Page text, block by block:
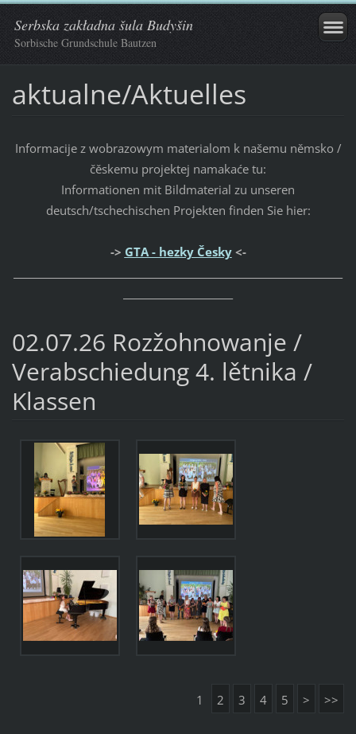
Serbska zakładna šula Budyšin
Sorbische Grundschule Bautzen
aktualne/Aktuelles
Informacije z wobrazowym materialom k našemu němsko /
čěskemu projektej namakaće tu:
Informationen mit Bildmaterial zu unseren
deutsch/tschechischen Projekten finden Sie hier:
-> GTA - hezky Česky <-
02.07.26 Rozžohnowanje /
Verabschiedung 4. lětnika /
Klassen
1 2 3 4 5 > >>